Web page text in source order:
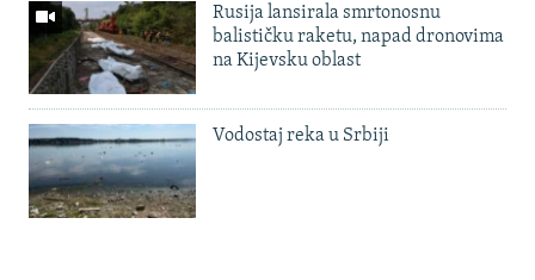
Rusija lansirala smrtonosnu
balističku raketu, napad dronovima
na Kijevsku oblast
Vodostaj reka u Srbiji